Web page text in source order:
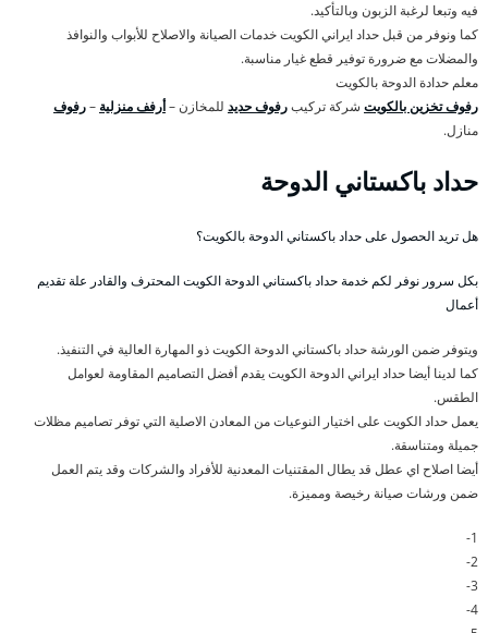
فيه وتبعا لرغبة الزبون وبالتأكيد.
كما ونوفر من قبل حداد ايراني الكويت خدمات الصيانة والاصلاح للأبواب والنوافذ
والمضلات مع ضرورة توفير قطع غيار مناسبة.
معلم حدادة الدوحة بالكويت
رفوف تخزين بالكويت شركة تركيبرفوف حديد للمخازن –أرفف منزلية –رفوف
منازل.
حداد باكستاني الدوحة
هل تريد الحصول على حداد باكستاني الدوحة بالكويت؟
بكل سرور نوفر لكم خدمة حداد باكستاني الدوحة الكويت المحترف والقادر علة تقديم
أعمال
ويتوفر ضمن الورشة حداد باكستاني الدوحة الكويت ذو المهارة العالية في التنفيذ.
كما لدينا أيضا حداد ايراني الدوحة الكويت يقدم أفضل التصاميم المقاومة لعوامل
الطقس.
يعمل حداد الكويت على اختيار النوعيات من المعادن الاصلية التي توفر تصاميم مظلات
جميلة ومتناسقة.
أيضا اصلاح اي عطل قد يطال المقتنيات المعدنية للأفراد والشركات وقد يتم العمل
ضمن ورشات صيانة رخيصة ومميزة.
1-
2-
3-
4-